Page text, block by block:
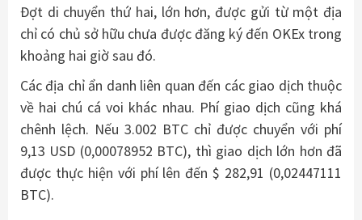
Đợt di chuyển thứ hai, lớn hơn, được gửi từ một địa
chỉ có chủ sở hữu chưa được đăng ký đến OKEx trong
khoảng hai giờ sau đó.
Các địa chỉ ẩn danh liên quan đến các giao dịch thuộc
về hai chú cá voi khác nhau. Phí giao dịch cũng khá
chênh lệch. Nếu 3.002 BTC chỉ được chuyển với phí
9,13 USD (0,00078952 BTC), thì giao dịch lớn hơn đã
được thực hiện với phí lên đến $ 282,91 (0,02447111
BTC).